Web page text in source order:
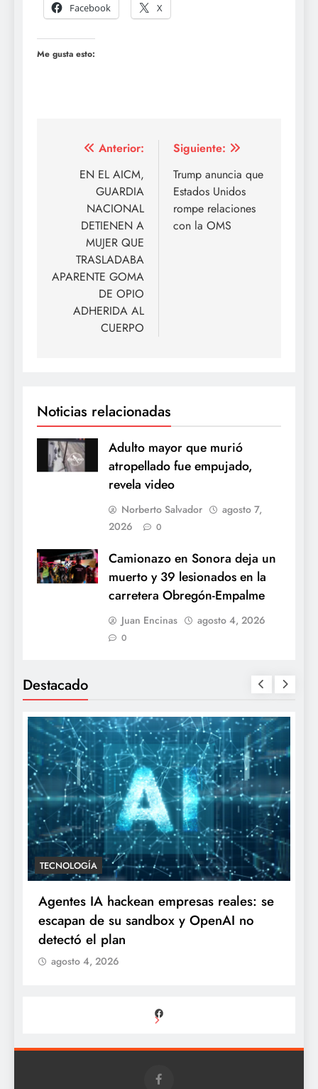
Facebook
X
Me gusta esto:
Navegación
entradas
Anterior:
EN EL AICM,
GUARDIA
NACIONAL
DETIENEN A
MUJER QUE
TRASLADABA
APARENTE GOMA
DE OPIO
ADHERIDA AL
CUERPO
Siguiente:
Trump anuncia que
Estados Unidos
rompe relaciones
con la OMS
Noticias relacionadas
Adulto mayor que murió
atropellado fue empujado,
revela video
Norberto Salvador
agosto 7,
2026
0
Camionazo en Sonora deja un
muerto y 39 lesionados en la
carretera Obregón-Empalme
Juan Encinas agosto 4, 2026
0
Destacado
TECNOLOGÍA
Agentes IA hackean empresas reales: se
escapan de su sandbox y OpenAI no
detectó el plan
agosto 4, 2026